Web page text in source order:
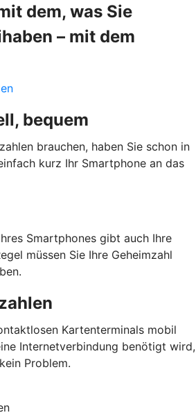
dem, was Sie
– mit dem
bequem
brauchen, haben Sie schon in
kurz Ihr Smartphone an das
Smartphones gibt auch Ihre
müssen Sie Ihre Geheimzahl
Kartenterminals mobil
Internetverbindung benötigt wird,
Problem.